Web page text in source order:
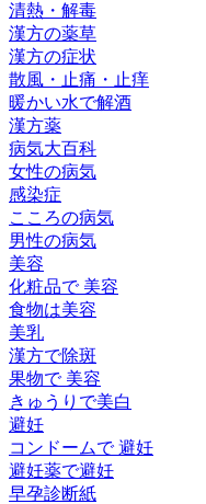
清熱・解毒
漢方の薬草
漢方の症状
散風・止痛・止痒
暖かい水で解酒
漢方薬
病気大百科
女性の病気
感染症
こころの病気
男性の病気
美容
化粧品で 美容
食物は美容
美乳
漢方で除斑
果物で 美容
きゅうりで美白
避妊
コンドームで 避妊
避妊薬で避妊
早孕診断紙